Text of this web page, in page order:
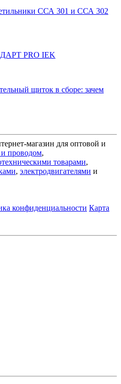
ССА 301 и ССА 302
PRO IEK
щиток в сборе: зачем
магазин для оптовой и
и проводом,
товарами,
, электродвигателями и
конфиденциальности Карта